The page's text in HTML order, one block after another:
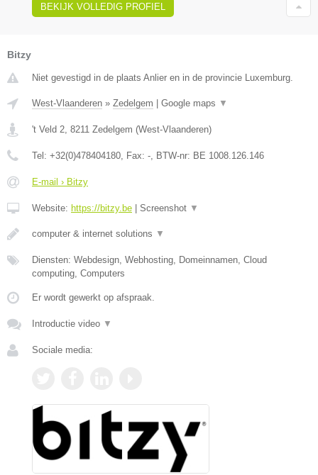
BEKIJK VOLLEDIG PROFIEL
Bitzy
Niet gevestigd in de plaats Anlier en in de provincie Luxemburg.
West-Vlaanderen » Zedelgem Google maps ▼
't Veld 2 8211 Zedelgem (West-Vlaanderen)
Tel: +32(0)478404180 , Fax: - , BTW-nr: BE 1008.126.146
E-mail › Bitzy
Website: https://bitzy.be Screenshot ▼
computer & internet solutions ▼
Diensten: Webdesign, Webhosting, Domeinnamen, Cloud
computing, Computers
Er wordt gewerkt op afspraak.
Introductie video ▼
Sociale media: